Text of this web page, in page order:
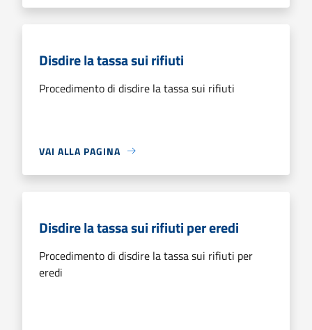
Disdire la tassa sui rifiuti
Procedimento di disdire la tassa sui rifiuti
VAI ALLA PAGINA
Disdire la tassa sui rifiuti per eredi
Procedimento di disdire la tassa sui rifiuti per
eredi